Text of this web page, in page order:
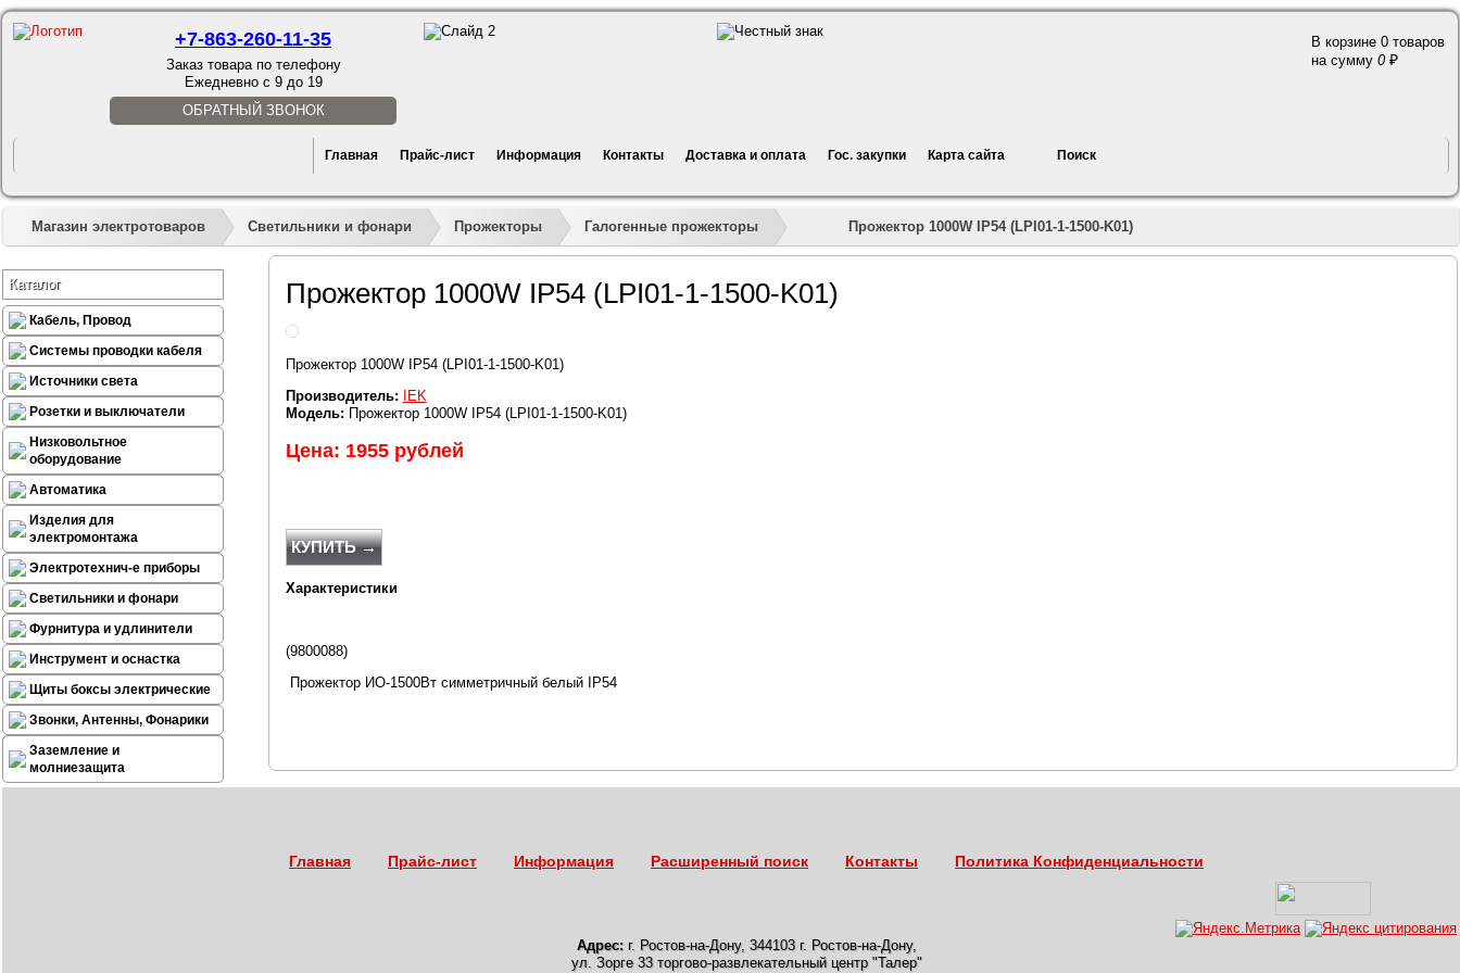
+7-863-260-11-35
Заказ товара по телефону
Ежедневно с 9 до 19
ОБРАТНЫЙ ЗВОНОК
В корзине 0 товаров
на сумму 0
Главная Прайс-лист Информация Контакты Доставка и оплата Гос. закупки Карта сайта Поиск
Магазин электротоваров »
Светильники и фонари »
Прожекторы Галогенные прожекторы Прожектор 1000W IP54 (LPI01-1-1500-K01)
Каталог
Кабель, Провод
Системы проводки кабеля
Источники света
Розетки и выключатели
Низковольтное
оборудование
Автоматика
Изделия для
электромонтажа
Электротехнич-е приборы
Светильники и фонари
Фурнитура и удлинители
Инструмент и оснастка
Щиты боксы электрические
Звонки, Антенны, Фонарики
Заземление и
молниезащита
Прожектор 1000W IP54 (LPI01-1-1500-K01)
Прожектор 1000W IP54 (LPI01-1-1500-K01)
Производитель:
IEK
Модель: Прожектор 1000W IP54 (LPI01-1-1500-K01)
Цена: 1955 рублей
КУПИТЬ →
Характеристики
(9800088)
Прожектор ИО-1500Вт симметричный белый IP54
Главная Прайс-лист Информация Расширенный поиск Контакты Политика Конфиденциальности
Адрес: г. Ростов-на-Дону, 344103 г. Ростов-на-Дону,
ул. Зорге 33 торгово-развлекательный центр "Талер"